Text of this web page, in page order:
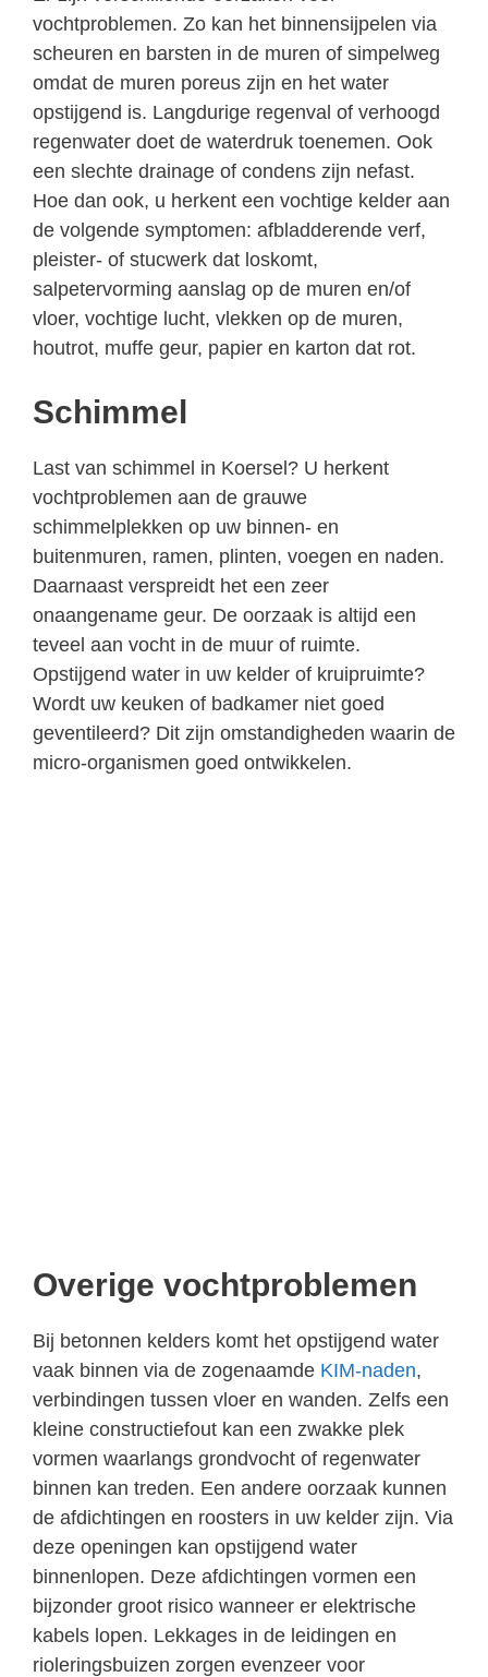
vochtproblemen. Zo kan het binnensijpelen via
scheuren en barsten in de muren of simpelweg
omdat de muren poreus zijn en het water
opstijgend is. Langdurige regenval of verhoogd
regenwater doet de waterdruk toenemen. Ook
een slechte drainage of condens zijn nefast.
Hoe dan ook, u herkent een vochtige kelder aan
de volgende symptomen: afbladderende verf,
pleister- of stucwerk dat loskomt,
salpetervorming aanslag op de muren en/of
vloer, vochtige lucht, vlekken op de muren,
houtrot, muffe geur, papier en karton dat rot.
Schimmel
Last van schimmel in Koersel? U herkent
vochtproblemen aan de grauwe
schimmelplekken op uw binnen- en
buitenmuren, ramen, plinten, voegen en naden.
Daarnaast verspreidt het een zeer
onaangename geur. De oorzaak is altijd een
teveel aan vocht in de muur of ruimte.
Opstijgend water in uw kelder of kruipruimte?
Wordt uw keuken of badkamer niet goed
geventileerd? Dit zijn omstandigheden waarin de
micro-organismen goed ontwikkelen.
Overige vochtproblemen
Bij betonnen kelders komt het opstijgend water
vaak binnen via de zogenaamde KIM-naden,
verbindingen tussen vloer en wanden. Zelfs een
kleine constructiefout kan een zwakke plek
vormen waarlangs grondvocht of regenwater
binnen kan treden. Een andere oorzaak kunnen
de afdichtingen en roosters in uw kelder zijn. Via
deze openingen kan opstijgend water
binnenlopen. Deze afdichtingen vormen een
bijzonder groot risico wanneer er elektrische
kabels lopen. Lekkages in de leidingen en
rioleringsbuizen zorgen evenzeer voor